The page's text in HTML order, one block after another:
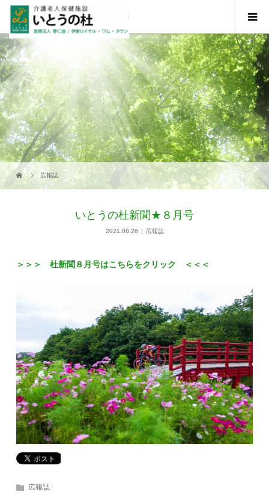
広報誌
いとうの杜新聞★８月号
2021.08.26 広報誌
＞＞＞ 杜新聞８月号はこちらをクリック ＜＜＜
広報誌